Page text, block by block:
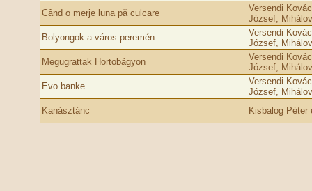
Când o merje luna pă culcare
Versendi
József,
Bolyongok a város peremén
Versendi
József,
Megugrattak Hortobágyon
Versendi
József,
Evo banke
Versendi
József,
Kanásztánc
Kisbalog Péter